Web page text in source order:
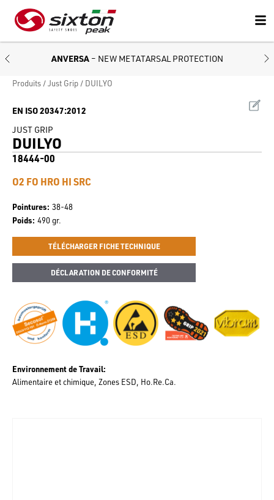
ANVERSA – NEW METATARSAL PROTECTION
Produits Just Grip DUILYO
EN ISO 20347:2012
JUST GRIP
DUILYO
18444-00
O2 FO HRO HI SRC
Pointures 38-48
Poids 490 gr.
TÉLÉCHARGER FICHE TECHNIQUE
DÉCLARATION DE CONFORMITÉ
Environnement de Travail
Alimentaire et chimique Zones ESD Ho.Re.Ca.